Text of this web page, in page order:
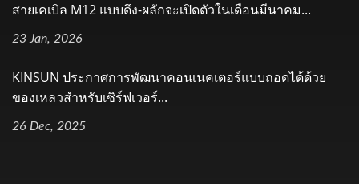
สายเคเบิล M12 แบบดึง-ผลักจะเปิดตัวในเดือนมีนาคม...
23 Jan, 2026
KINSUN ประกาศการพัฒนาคอนเนคเตอร์แบบถอดได้ด้วย
ของเหลวสำหรับเซิร์ฟเวอร์...
26 Dec, 2025